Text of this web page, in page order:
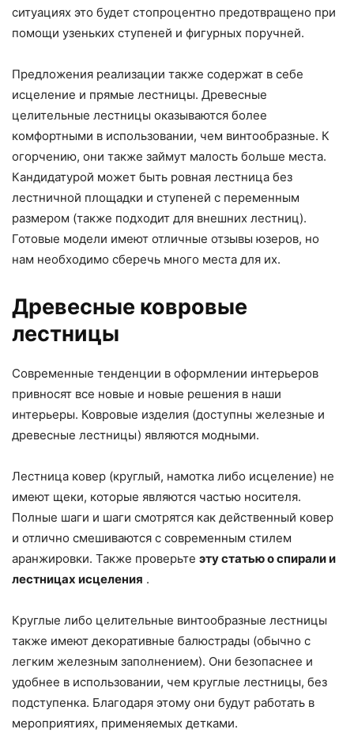
ситуациях это будет стопроцентно предотвращено при
помощи узеньких ступеней и фигурных поручней.
Предложения реализации также содержат в себе
исцеление и прямые лестницы. Древесные
целительные лестницы оказываются более
комфортными в использовании, чем винтообразные. К
огорчению, они также займут малость больше места.
Кандидатурой может быть ровная лестница без
лестничной площадки и ступеней с переменным
размером (также подходит для внешних лестниц).
Готовые модели имеют отличные отзывы юзеров, но
нам необходимо сберечь много места для их.
Древесные ковровые
лестницы
Современные тенденции в оформлении интерьеров
привносят все новые и новые решения в наши
интерьеры. Ковровые изделия (доступны железные и
древесные лестницы) являются модными.
Лестница ковер (круглый, намотка либо исцеление) не
имеют щеки, которые являются частью носителя.
Полные шаги и шаги смотрятся как действенный ковер
и отлично смешиваются с современным стилем
аранжировки. Также проверьте эту статью о спирали и
лестницах исцеления .
Круглые либо целительные винтообразные лестницы
также имеют декоративные балюстрады (обычно с
легким железным заполнением). Они безопаснее и
удобнее в использовании, чем круглые лестницы, без
подступенка. Благодаря этому они будут работать в
мероприятиях, применяемых детками.